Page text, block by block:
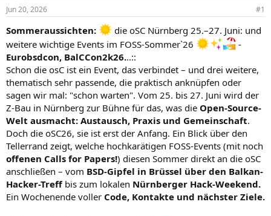
t
a
r
t
e
r
a
t
u
m
Jun 20, 2026 #1
Sommeraussichten:
die oSC Nürnberg 25.–27. Juni: und
weitere wichtige Events im FOSS-Sommer`26
-
Eurobsdcon, BalCCon2k26...::
Schon die osC ist ein Event, das verbindet – und drei weitere,
thematisch sehr passende, die praktisch anknüpfen oder
sagen wir mal: "schon warten". Vom 25. bis 27. Juni wird der
Z-Bau in Nürnberg zur Bühne für das, was die Open-Source-
Welt ausmacht: Austausch, Praxis und Gemeinschaft.
Doch die oSC26, sie ist erst der Anfang. Ein Blick über den
Tellerrand zeigt, welche hochkarätigen FOSS-Events (mit noch
offenen Calls for Papers!) diesen Sommer direkt an die oSC
anschließen – vom BSD-Gipfel in Brüssel über den Balkan-
Hacker-Treff bis zum lokalen Nürnberger Hack-Weekend.
Ein Wochenende voller Code, Kontakte und nächster Ziele.